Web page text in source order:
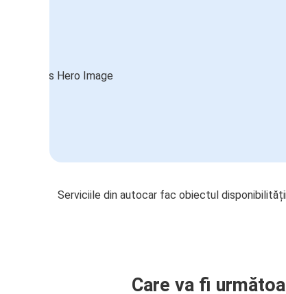
Serviciile din autocar fac obiectul
Care va fi